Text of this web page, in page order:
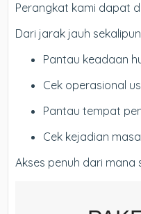
Perangkat kami dapat
Dari jarak jauh
Pantau keadaan
Cek operasional
Pantau tempat
Cek kejadian
Akses penuh dari mana